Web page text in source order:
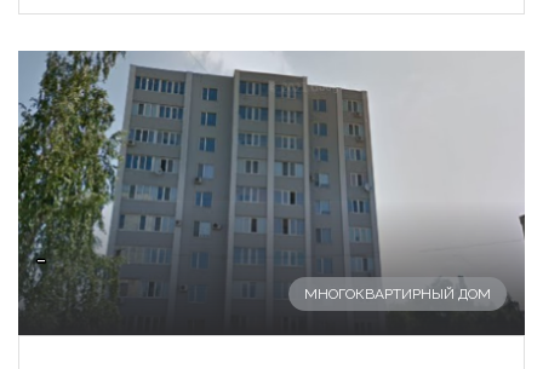
-
МНОГОКВАРТИРНЫЙ ДОМ